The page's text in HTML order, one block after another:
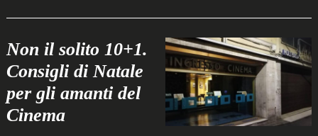
Non il solito 10+1.
Consigli di Natale
per gli amanti del
Cinema